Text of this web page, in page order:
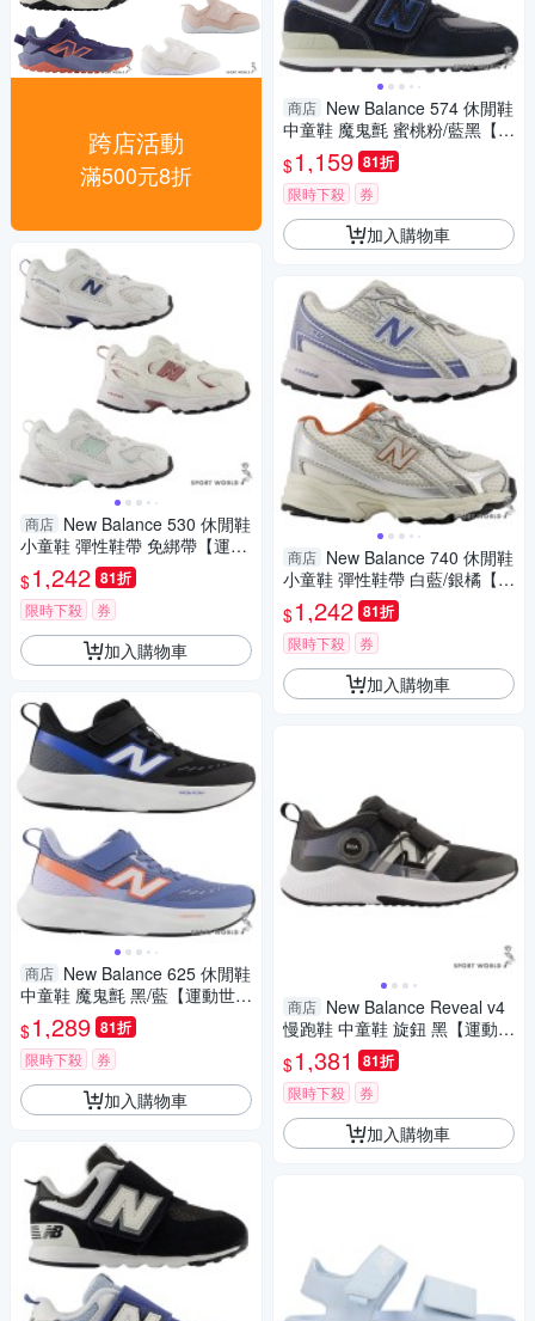
跨店活動
滿500元8折
商店 New Balance 530 休閒鞋
小童鞋 彈性鞋帶 免綁帶【運動
世界】I5304KR-W/I5306TM-
W/I5307CJ-W
$1,242 81折
限時下殺 券
加入購物車
商店 New Balance 625 休閒鞋
中童鞋 魔鬼氈 黑/藍【運動世
界】P6254ZV-W/P6253ZB-W
$1,289 81折
限時下殺 券
加入購物車
商店 New Balance 574 休閒鞋
中童鞋 魔鬼氈 蜜桃粉/藍黑【運
動世界】PV574QTC-W/PV574
QRB-W
$1,159 81折
限時下殺 券
加入購物車
商店 New Balance 740 休閒鞋
小童鞋 彈性鞋帶 白藍/銀橘【運
動世界】I7408VA-W/I7408JK-
W
$1,242 81折
限時下殺 券
加入購物車
商店 New Balance Reveal v4
慢跑鞋 中童鞋 旋鈕 黑【運動世
界】PTRVLBK4-W
$1,381 81折
限時下殺 券
加入購物車